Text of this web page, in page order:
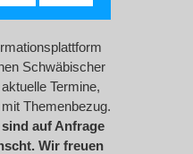
Schwäbischer
Termine,
Themenbezug.
auf Anfrage
Wir freuen